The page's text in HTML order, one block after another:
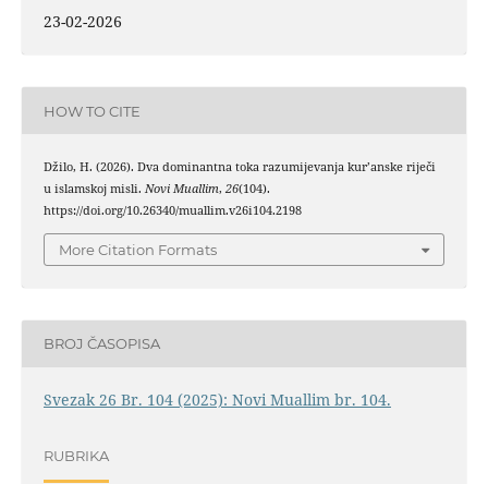
23-02-2026
HOW TO CITE
Džilo, H. (2026). Dva dominantna toka razumijevanja kur’anske riječi
u islamskoj misli. Novi Muallim, 26(104).
https://doi.org/10.26340/muallim.v26i104.2198
More Citation Formats
BROJ ČASOPISA
Svezak 26 Br. 104 (2025): Novi Muallim br. 104.
RUBRIKA